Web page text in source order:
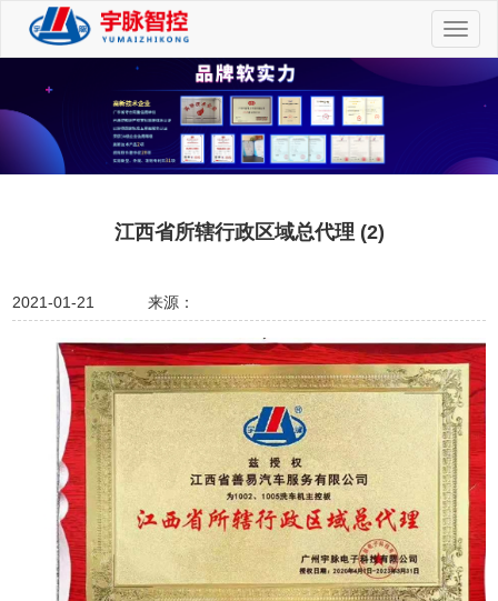
切
换
江西省所辖行政区域总代理 (2)
2021-01-21 来源：